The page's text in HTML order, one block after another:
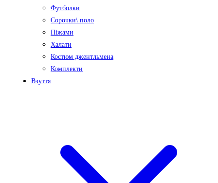
Футболки
Сорочки\ поло
Піжами
Халати
Костюм джентльмена
Комплекти
Взуття